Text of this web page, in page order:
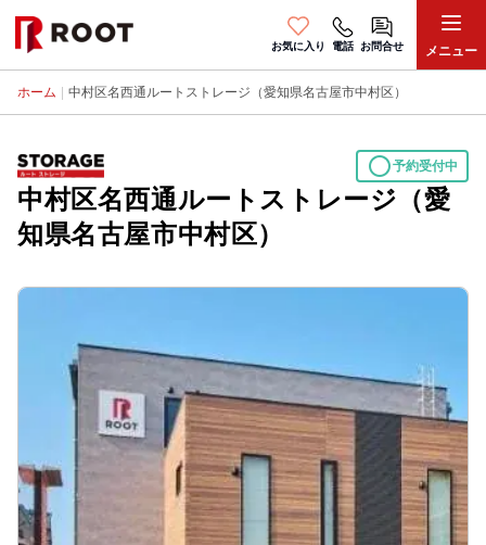
お気に入り 電話 お問合せ メニュー
ホーム 中村区名西通ルートストレージ（愛知県名古屋市中村区）
circle予約受付中
中村区名西通ルートストレージ（愛
知県名古屋市中村区）